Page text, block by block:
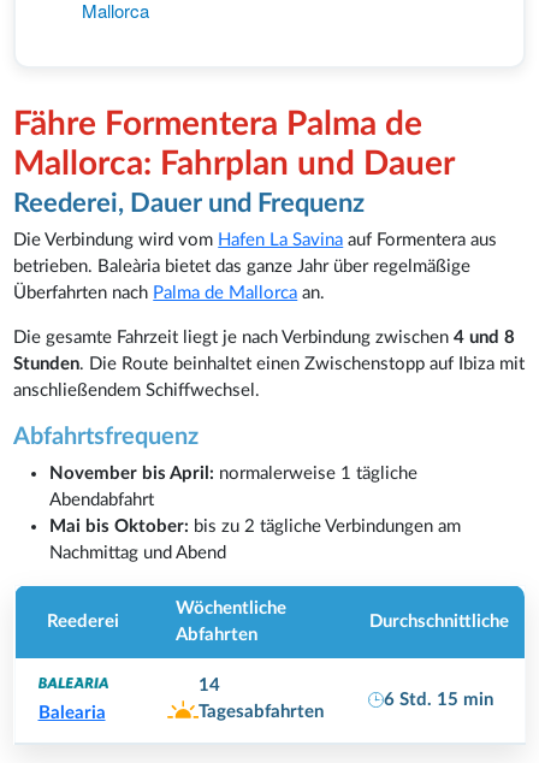
Mallorca
Fähre Formentera Palma de
Mallorca: Fahrplan und Dauer
Reederei, Dauer und Frequenz
Die Verbindung wird vom Hafen La Savina auf Formentera aus
betrieben. Baleària bietet das ganze Jahr über regelmäßige
Überfahrten nach Palma de Mallorca an.
Die gesamte Fahrzeit liegt je nach Verbindung zwischen4 und 8
Stunden. Die Route beinhaltet einen Zwischenstopp auf Ibiza mit
anschließendem Schiffwechsel.
Abfahrtsfrequenz
November bis April: normalerweise 1 tägliche
Abendabfahrt
Mai bis Oktober: bis zu 2 tägliche Verbindungen am
Nachmittag und Abend
Reederei
Wöchentliche
Abfahrten
Durchschnittliche
Balearia
14
Tagesabfahrten
6 Std. 15 min